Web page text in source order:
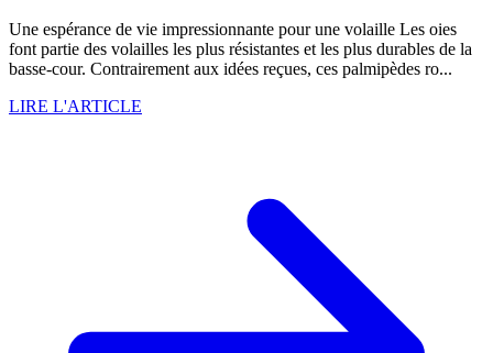
Une espérance de vie impressionnante pour une volaille Les oies
font partie des volailles les plus résistantes et les plus durables de la
basse-cour. Contrairement aux idées reçues, ces palmipèdes ro...
LIRE L'ARTICLE